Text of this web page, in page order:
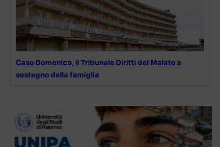
Caso Domenico, il Tribunale Diritti del Malato a
sostegno della famiglia